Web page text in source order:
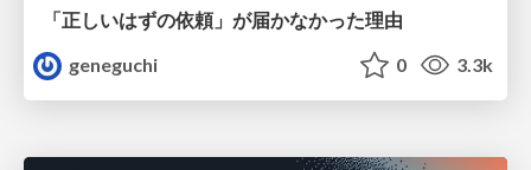
「正しいはずの依頼」が届かなかった理由
geneguchi
0 3.3k